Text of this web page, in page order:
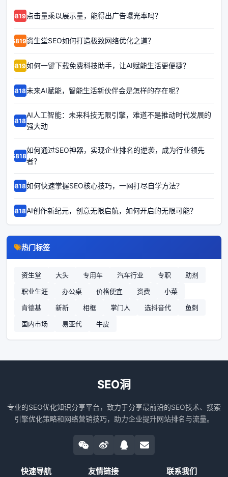
68192点击量乘以展示量，能得出广告曝光率吗？
68191资生堂SEO如何打造极致网络优化之道？
68190如何一键下载免费科技助手，让AI赋能生活更便捷？
68189未来AI赋能，智能生活新伙伴会是怎样的存在呢？
68188
AI人工智能：未来科技无限引擎，难道不是推动时代发展的
强大动
68187
如何通过SEO神器，实现企业排名的逆袭，成为行业领先
者？
68186如何快速掌握SEO核心技巧，一网打尽自学方法？
68185AI创作新纪元，创意无限启航，如何开启的无限可能？
热门标签
资生堂 大头 专用车 汽车行业 专职
助剂
职业生涯
办公桌 价格便宜 资费
小菜
肯德基
新新 相框 掌门人 选抖音代
鱼刺
国内市场
易亚代 牛皮
SEO洞
专业的SEO优化知识分享平台，致力于分享最前沿的SEO技术、搜索
引擎优化策略和网络营销技巧，助力企业提升网站排名与流量。
快速导航 友情链接 联系我们